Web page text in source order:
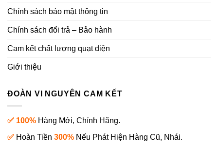
Chính sách bảo mật thông tin
Chính sách đổi trả – Bảo hành
Cam kết chất lượng quạt điện
Giới thiệu
ĐOÀN VI NGUYÊN CAM KẾT
✅ 100% Hàng Mới, Chính Hãng.
✅ Hoàn Tiền 300% Nếu Phát Hiện Hàng Cũ, Nhái.